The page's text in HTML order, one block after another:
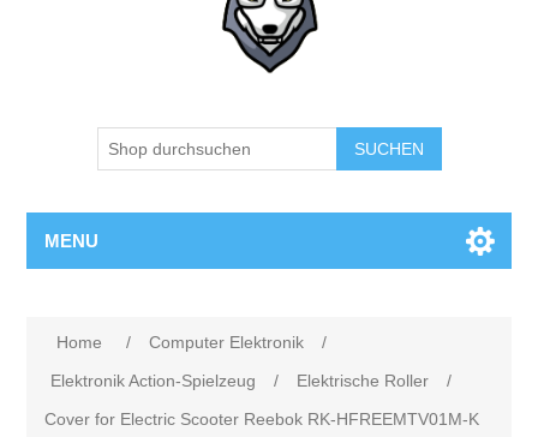
SUCHEN
MENU
Home / Computer Elektronik
/
Elektronik Action-Spielzeug
/ Elektrische Roller
/
Cover for Electric Scooter Reebok RK-HFREEMTV01M-K